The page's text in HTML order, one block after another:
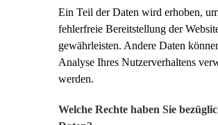
Ein Teil der Daten wird erhoben,
fehlerfreie Bereitstellung der
gewährleisten. Andere Daten
Analyse Ihres Nutzerverhaltens
werden.
Welche Rechte haben Sie